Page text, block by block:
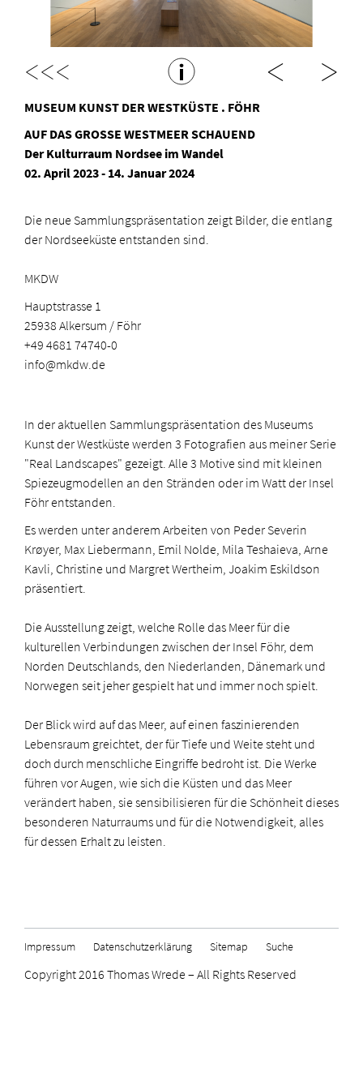
<<<
MUSEUM KUNST DER WESTKÜSTE . FÖHR
AUF DAS GROSSE WESTMEER SCHAUEND
Der Kulturraum Nordsee im Wandel
02. April 2023 - 14. Januar 2024
Die neue Sammlungspräsentation zeigt Bilder, die entlang
der Nordseeküste entstanden sind.
MKDW
Hauptstrasse 1
25938 Alkersum / Föhr
+49 4681 74740-0
info@mkdw.de
In der aktuellen Sammlungspräsentation des Museums
Kunst der Westküste werden 3 Fotografien aus meiner Serie
"Real Landscapes" gezeigt. Alle 3 Motive sind mit kleinen
Spiezeugmodellen an den Stränden oder im Watt der Insel
Föhr entstanden.
Es werden unter anderem Arbeiten von Peder Severin
Krøyer, Max Liebermann, Emil Nolde, Mila Teshaieva, Arne
Kavli, Christine und Margret Wertheim, Joakim Eskildson
präsentiert.
Die Ausstellung zeigt, welche Rolle das Meer für die
kulturellen Verbindungen zwischen der Insel Föhr, dem
Norden Deutschlands, den Niederlanden, Dänemark und
Norwegen seit jeher gespielt hat und immer noch spielt.
Der Blick wird auf das Meer, auf einen faszinierenden
Lebensraum greichtet, der für Tiefe und Weite steht und
doch durch menschliche Eingriffe bedroht ist. Die Werke
führen vor Augen, wie sich die Küsten und das Meer
verändert haben, sie sensibilisieren für die Schönheit dieses
besonderen Naturraums und für die Notwendigkeit, alles
für dessen Erhalt zu leisten.
Impressum Datenschutzerklärung Sitemap Suche
Copyright 2016 Thomas Wrede – All Rights Reserved